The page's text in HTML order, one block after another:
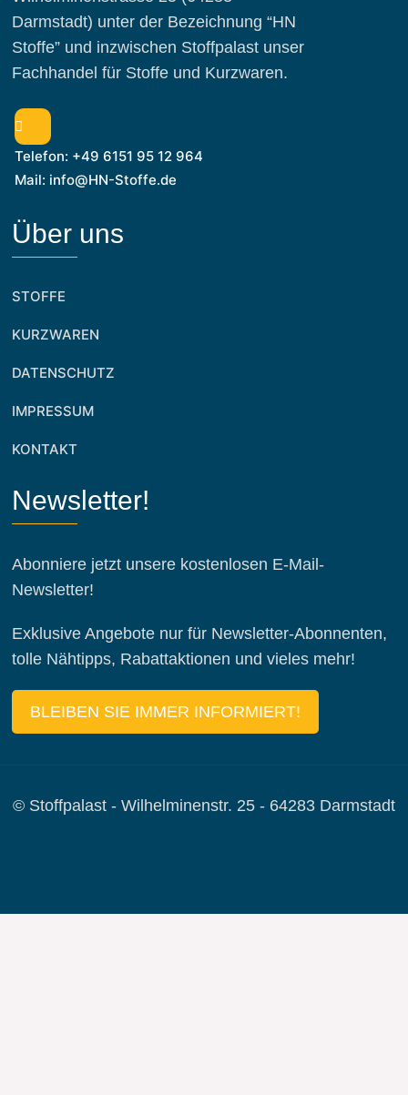
Darmstadt) unter der Bezeichnung “HN
Stoffe” und inzwischen Stoffpalast unser
Fachhandel für Stoffe und Kurzwaren.
Telefon: +49 6151 95 12 964
Mail: info@HN-Stoffe.de
Über uns
STOFFE
KURZWAREN
DATENSCHUTZ
IMPRESSUM
KONTAKT
Newsletter!
Abonniere jetzt unsere kostenlosen E-Mail-
Newsletter!
Exklusive Angebote nur für Newsletter-Abonnenten,
tolle Nähtipps, Rabattaktionen und vieles mehr!
BLEIBEN SIE IMMER INFORMIERT!
© Stoffpalast - Wilhelminenstr. 25 - 64283 Darmstadt